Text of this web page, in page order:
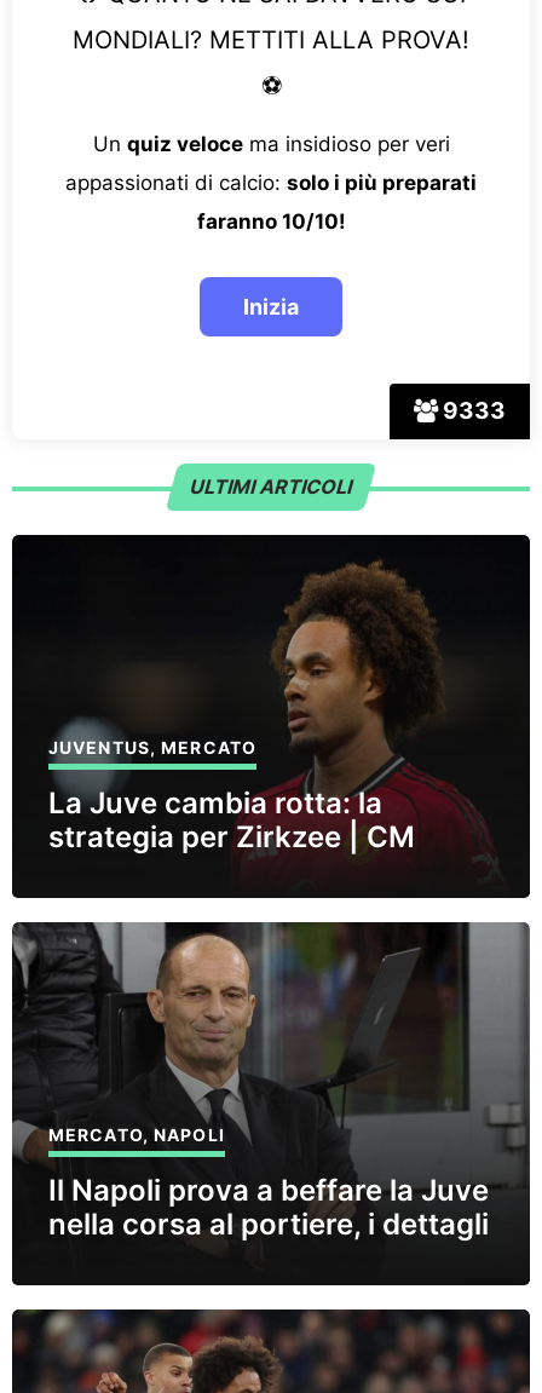
9333
MONDIALI? METTITI ALLA PROVA!
⚽
Un quiz velocema insidioso per veri
appassionati di calcio: solo i più preparati
faranno 10/10!
ULTIMI ARTICOLI
JUVENTUS,MERCATO
La Juve cambia rotta: la
strategia per Zirkzee | CM
MERCATO, NAPOLI
Il Napoli prova a beffare la Juve
nella corsa al portiere, i dettagli